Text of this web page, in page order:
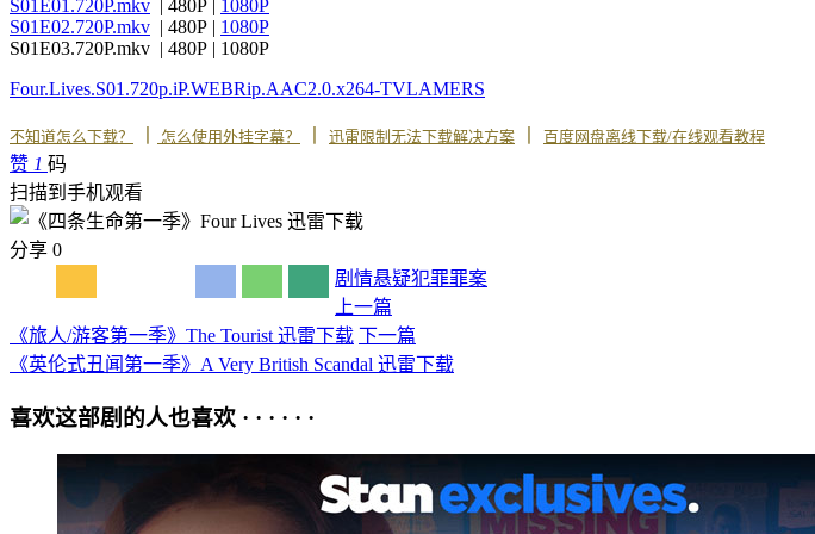
S01E01.720P.mkv | 480P | 1080P
S01E02.720P.mkv | 480P | 1080P
S01E03.720P.mkv | 480P | 1080P
Four.Lives.S01.720p.iP.WEBRip.AAC2.0.x264-TVLAMERS
不知道怎么下载？ 怎么使用外挂字幕？ 迅雷限制无法下载解决方案 百度网盘离线下载/在线观看教程
赞 1 码
扫描到手机观看
分享 0
剧情悬疑犯罪罪案
上一篇
《旅人/游客第一季》The Tourist 迅雷下载 下一篇
《英伦式丑闻第一季》A Very British Scandal 迅雷下载
喜欢这部剧的人也喜欢 · · · · · ·